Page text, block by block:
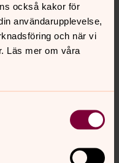
också kakor för
användarupplevelse,
och när vi
Läs mer om våra